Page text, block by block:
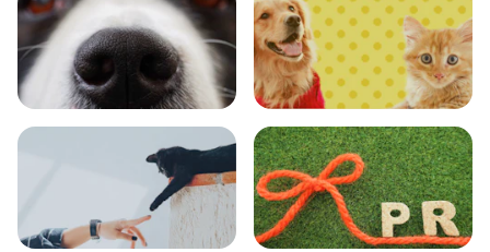
エンタメ クイズ